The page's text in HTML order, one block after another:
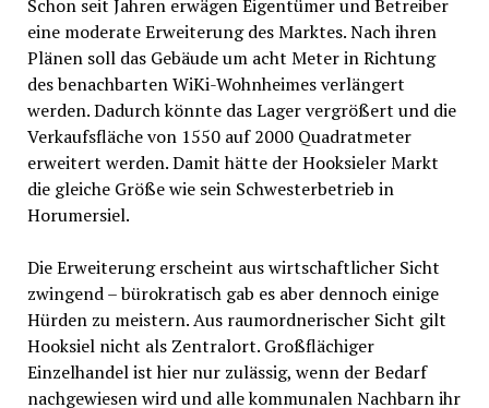
Schon seit Jahren erwägen Eigentümer und Betreiber
eine moderate Erweiterung des Marktes. Nach ihren
Plänen soll das Gebäude um acht Meter in Richtung
des benachbarten WiKi-Wohnheimes verlängert
werden. Dadurch könnte das Lager vergrößert und die
Verkaufsfläche von 1550 auf 2000 Quadratmeter
erweitert werden. Damit hätte der Hooksieler Markt
die gleiche Größe wie sein Schwesterbetrieb in
Horumersiel.
Die Erweiterung erscheint aus wirtschaftlicher Sicht
zwingend – bürokratisch gab es aber dennoch einige
Hürden zu meistern. Aus raumordnerischer Sicht gilt
Hooksiel nicht als Zentralort. Großflächiger
Einzelhandel ist hier nur zulässig, wenn der Bedarf
nachgewiesen wird und alle kommunalen Nachbarn ihr